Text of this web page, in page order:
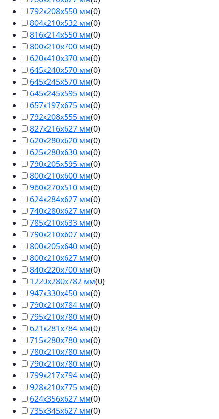
792х208х550 мм(0)
804х210х532 мм(0)
816х214х550 мм(0)
800х210х700 мм(0)
620х410х370 мм(0)
645х240х570 мм(0)
645х245х570 мм(0)
645х245х595 мм(0)
657х197х675 мм(0)
792х208х555 мм(0)
827х216х627 мм(0)
620х280х620 мм(0)
625х280х630 мм(0)
790х205х595 мм(0)
800х210х600 мм(0)
960х270х510 мм(0)
624х284х627 мм(0)
740х280х627 мм(0)
785х210х633 мм(0)
790х210х607 мм(0)
800х205х640 мм(0)
800х210х627 мм(0)
840х220х700 мм(0)
1220х280х782 мм(0)
947х330х450 мм(0)
790х210х784 мм(0)
795х210х780 мм(0)
621х281х784 мм(0)
715х280х780 мм(0)
780х210х780 мм(0)
790х210х780 мм(0)
799х217х794 мм(0)
928х210х775 мм(0)
624х356х627 мм(0)
735х345х627 мм(0)